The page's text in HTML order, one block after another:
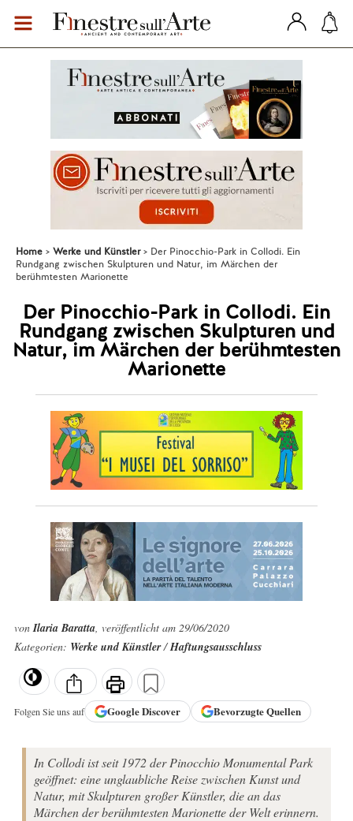
Home Werke und Künstler
Der Pinocchio-Park in Collodi. Ein
Rundgang zwischen Skulpturen und Natur, im Märchen der
berühmtesten Marionette
Der Pinocchio-Park in Collodi. Ein
Rundgang zwischen Skulpturen und
Natur, im Märchen der berühmtesten
Marionette
vonIlaria Baratta, veröffentlicht am 29/06/2020
Kategorien: Werke und Künstler/Haftungsausschluss
Folgen Sie uns auf GoogleDiscover Bevorzugte Quellen
In Collodi ist seit 1972 der Pinocchio Monumental Park
geöffnet: eine unglaubliche Reise zwischen Kunst und
Natur, mit Skulpturen großer Künstler, die an das
Märchen der berühmtesten Marionette der Welt erinnern.